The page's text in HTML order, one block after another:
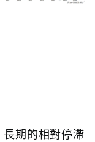
期的相對停滯